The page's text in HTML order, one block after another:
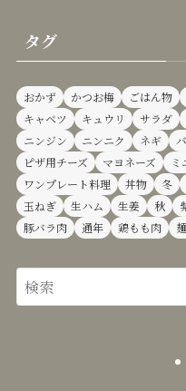
タグ
おかず かつお梅 ごはん物
キャベツ
キュウリ サラダ
ニンジン
ニンニク ネギ
ピザ用チーズ
マヨネーズ ミ
ワンプレート料理
丼物 冬
玉ねぎ
生ハム 生姜 秋
豚バラ肉
通年 鶏もも肉